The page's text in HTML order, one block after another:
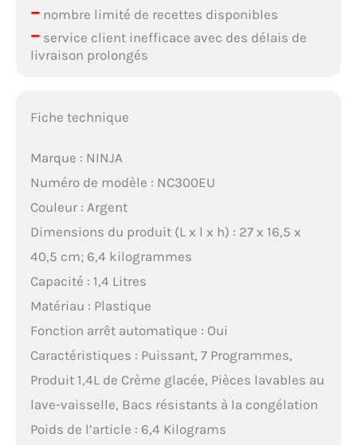
–nombre limité de recettes disponibles
–service client inefficace avec des délais de
livraison prolongés
Fiche technique
Marque : NINJA
Numéro de modèle : NC300EU
Couleur : Argent
Dimensions du produit (L x l x h) : 27 x 16,5 x
40,5 cm; 6,4 kilogrammes
Capacité : 1,4 Litres
Matériau : Plastique
Fonction arrêt automatique : Oui
Caractéristiques : Puissant, 7 Programmes,
Produit 1,4L de Crème glacée, Pièces lavables au
lave-vaisselle, Bacs résistants à la congélation
Poids de l’article : 6,4 Kilograms